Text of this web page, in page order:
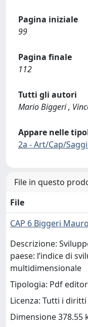
Pagina iniziale
99
Pagina finale
112
Tutti gli autori
Mario Biggeri ,
Appare nelle
2a - Art/Cap/
File in questo
File
CAP 6 Biggeri
Descrizione:
paese: l’indice di
multidimensionale
Tipologia: Pdf
Licenza: Tutti i
Dimensione 378.55